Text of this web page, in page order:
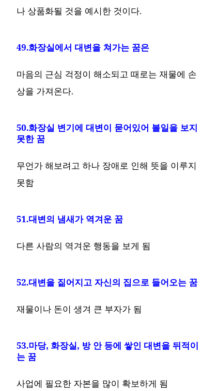
나 상품화될 것을 예시한 것이다.
49.화장실에서 대변을 쳐가는 꿈은
마음의 근심 걱정이 해소되고 때로는 재물에 손
상을 가져온다.
50.화장실 변기에 대변이 묻어있어 볼일을 보지
못한 꿈
무언가 해보려고 하나 장애로 인해 뜻을 이루지
못함
51.대변의 냄새가 역겨운 꿈
다른 사람의 역겨운 행동을 보게 됨
52.대변을 짊어지고 자신의 집으로 들어오는 꿈
재물이나 돈이 생겨 큰 부자가 됨
53.마당, 화장실, 방 안 등에 쌓인 대변을 뒤적이
는 꿈
사업에 필요한 자본을 많이 확보하게 됨